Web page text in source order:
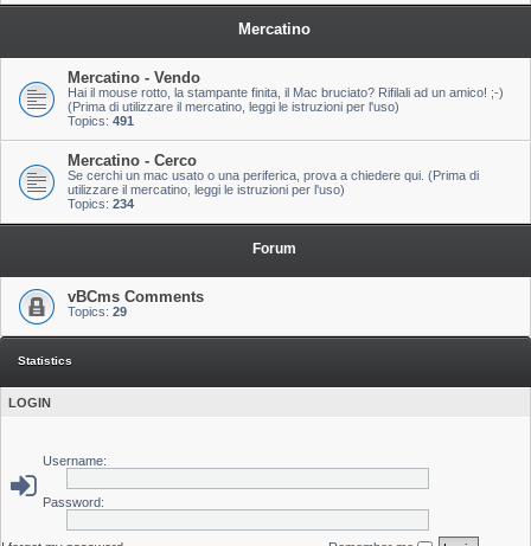
Mercatino
Mercatino - Vendo
Hai il mouse rotto, la stampante finita, il Mac bruciato? Rifilali ad un amico! ;-)
(Prima di utilizzare il mercatino, leggi le istruzioni per l'uso)
Topics: 491
Mercatino - Cerco
Se cerchi un mac usato o una periferica, prova a chiedere qui. (Prima di
utilizzare il mercatino, leggi le istruzioni per l'uso)
Topics: 234
Forum
vBCms Comments
Topics: 29
Statistics
LOGIN
Username:
Password: